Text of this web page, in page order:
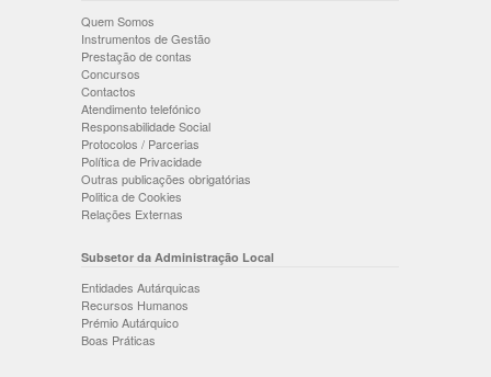
Quem Somos
Instrumentos de Gestão
Prestação de contas
Concursos
Contactos
Atendimento telefónico
Responsabilidade Social
Protocolos / Parcerias
Política de Privacidade
Outras publicações obrigatórias
Politica de Cookies
Relações Externas
Subsetor da Administração Local
Entidades Autárquicas
Recursos Humanos
Prémio Autárquico
Boas Práticas